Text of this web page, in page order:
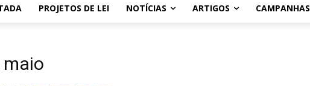
PROJETOS DE LEI NOTÍCIAS ARTIGOS CAMPANHAS
maio